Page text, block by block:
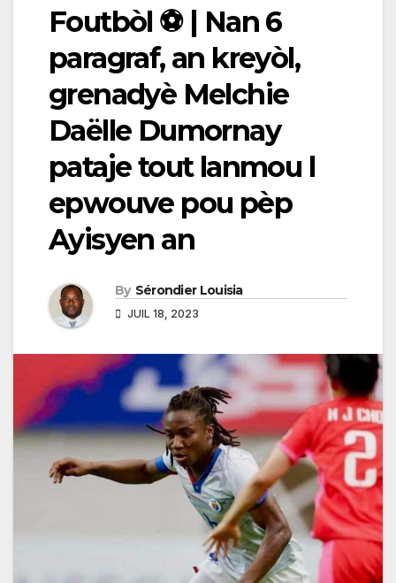
Foutbòl ⚽ | Nan 6
paragraf, an kreyòl,
grenadyè Melchie
Daëlle Dumornay
pataje tout lanmou l
epwouve pou pèp
Ayisyen an
By Sérondier Louisia
JUIL 18, 2023